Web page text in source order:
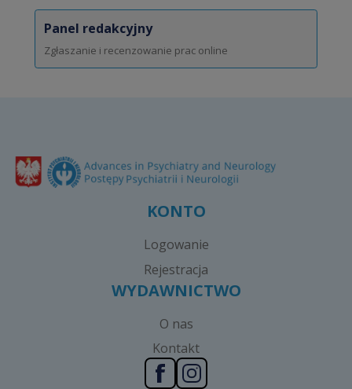
Panel redakcyjny
Zgłaszanie i recenzowanie prac online
KONTO
Logowanie
Rejestracja
WYDAWNICTWO
O nas
Kontakt